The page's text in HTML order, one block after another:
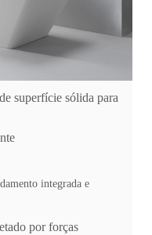
superfície sólida para
integrada e
por forças